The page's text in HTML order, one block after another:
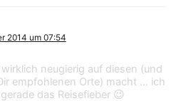
2014 um 07:54
neugierig auf diesen (und
empfohlenen Orte) macht … ich
das Reisefieber 😉